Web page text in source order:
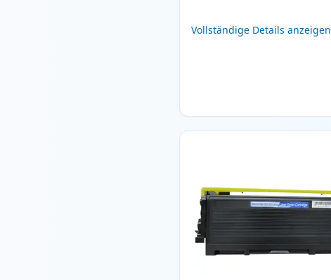
Vollständige Details anzeigen